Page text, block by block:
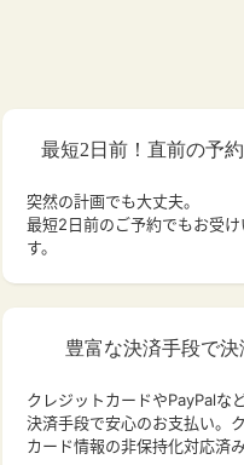
最短2日前！直前の予
突然の計画でも大丈夫。
最短2日前のご予約でもお受け
す。
豊富な決済手段で決
クレジットカードやPayPalな
決済手段で安心のお支払い。
カード情報の非保持化対応済み